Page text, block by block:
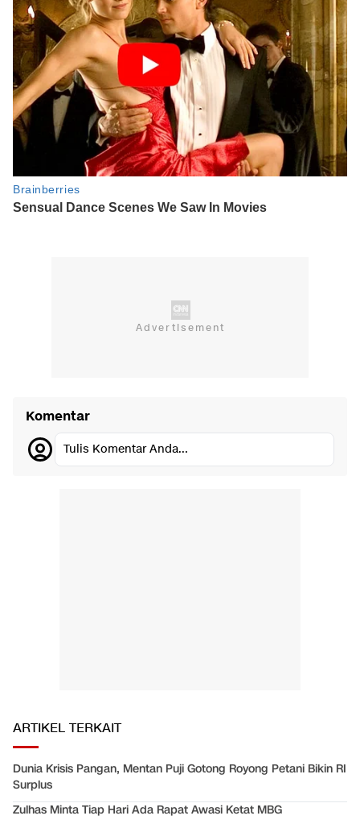
Komentar
Tulis Komentar Anda...
ARTIKEL TERKAIT
Dunia Krisis Pangan, Mentan Puji Gotong Royong Petani Bikin RI
Surplus
Zulhas Minta Tiap Hari Ada Rapat Awasi Ketat MBG